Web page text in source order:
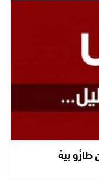
طَارُو بيهْ